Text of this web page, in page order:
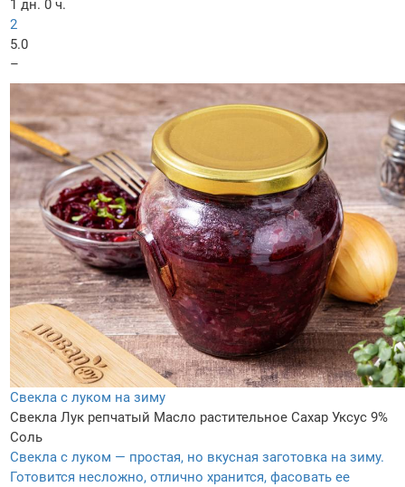
1 дн. 0 ч.
2
5.0
–
Свекла с луком на зиму
Свекла Лук репчатый Масло растительное Сахар Уксус 9%
Соль
Свекла с луком — простая, но вкусная заготовка на зиму.
Готовится несложно, отлично хранится, фасовать ее